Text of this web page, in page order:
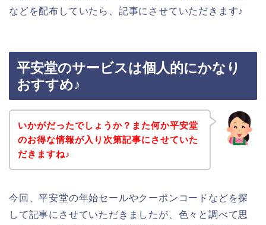
などを配布していたら、記事にさせていただきます♪
平安堂のサービスは個人的にかなり
おすすめ♪
いかがだったでしょうか？また何か平安堂
のお得な情報が入り次第記事にさせていた
だきますね♪
今回、平安堂の年始セールやクーポンコードなどを探
して記事にさせていただきましたが、色々と調べて思